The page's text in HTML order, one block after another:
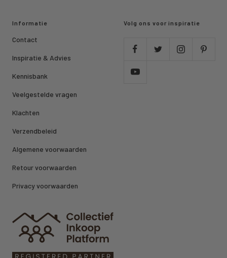
Informatie
Contact
Inspiratie & Advies
Kennisbank
Veelgestelde vragen
Klachten
Verzendbeleid
Algemene voorwaarden
Retour voorwaarden
Privacy voorwaarden
Volg ons voor inspiratie